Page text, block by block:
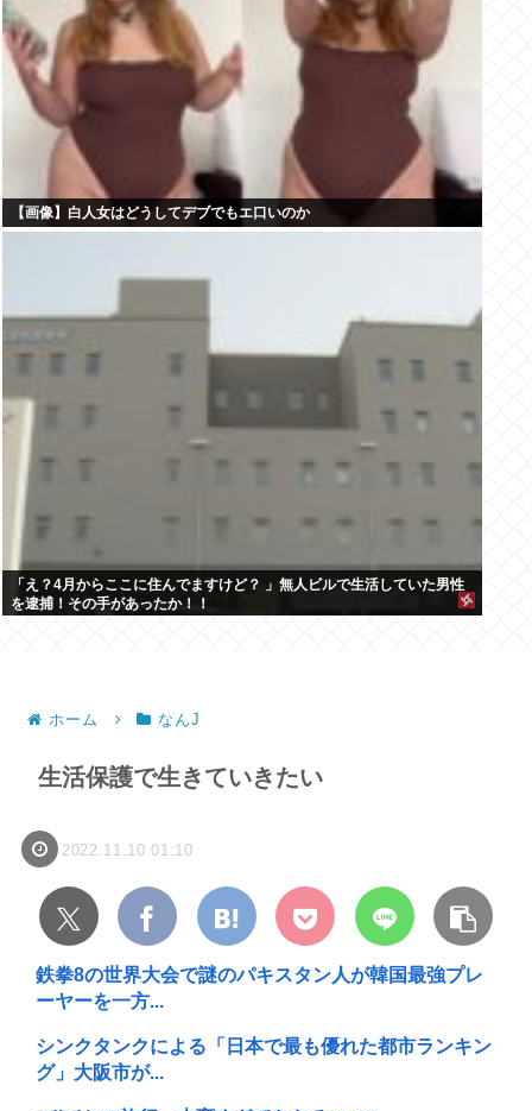
【画像】白人女はどうしてデブでもエ口いのか
「え？4月からここに住んでますけど？ 」無人ビルで生活していた男性
を逮捕！その手があったか！！
ホーム なんJ
生活保護で生きていきたい
2022.11.10 01:10
鉄拳8の世界大会で謎のパキスタン人が韓国最強プレ
ーヤーを一方...
シンクタンクによる「日本で最も優れた都市ランキン
グ」大阪市が...